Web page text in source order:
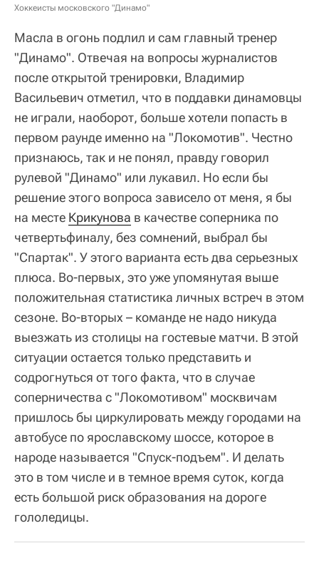
Хоккеисты московского "Динамо"
Масла в огонь подлил и сам главный тренер
"Динамо". Отвечая на вопросы журналистов
после открытой тренировки, Владимир
Васильевич отметил, что в поддавки динамовцы
не играли, наоборот, больше хотели попасть в
первом раунде именно на "Локомотив". Честно
признаюсь, так и не понял, правду говорил
рулевой "Динамо" или лукавил. Но если бы
решение этого вопроса зависело от меня, я бы
на месте Крикунова в качестве соперника по
четвертьфиналу, без сомнений, выбрал бы
"Спартак". У этого варианта есть два серьезных
плюса. Во-первых, это уже упомянутая выше
положительная статистика личных встреч в этом
сезоне. Во-вторых – команде не надо никуда
выезжать из столицы на гостевые матчи. В этой
ситуации остается только представить и
содрогнуться от того факта, что в случае
соперничества с "Локомотивом" москвичам
пришлось бы циркулировать между городами на
автобусе по ярославскому шоссе, которое в
народе называется "Спуск-подъем". И делать
это в том числе и в темное время суток, когда
есть большой риск образования на дороге
гололедицы.